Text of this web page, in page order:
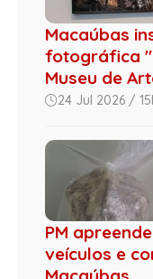
Macaúbas
fotográfica
Museu de
24 Jul 2026 /
PM
veículos e